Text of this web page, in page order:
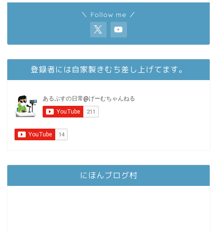
＼ Follow me ／
登録者には自家製きむち差し上げてます。
にほんブログ村